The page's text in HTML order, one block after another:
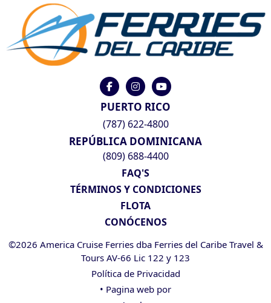
PUERTO RICO
(787) 622-4800
REPÚBLICA DOMINICANA
(809) 688-4400
FAQ'S
TÉRMINOS Y CONDICIONES
FLOTA
CONÓCENOS
©2026 America Cruise Ferries dba Ferries del Caribe Travel &
Tours AV-66 Lic 122 y 123
Política de Privacidad
• Pagina web por